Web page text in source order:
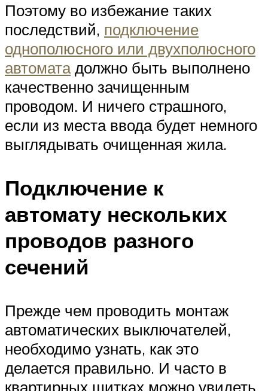
Поэтому во избежание таких
последствий, подключение
однополюсного или двухполюсного
автоматадолжно быть выполнено
качественно зачищенным
проводом. И ничего страшного,
если из места ввода будет немного
выглядывать очищенная жила.
Подключение к
автомату нескольких
проводов разного
сечений
Прежде чем проводить монтаж
автоматических выключателей,
необходимо узнать, как это
делается правильно. И часто в
квартирных щитках можно увидеть